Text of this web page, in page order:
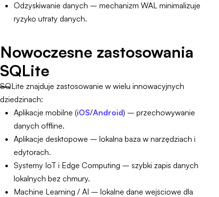
Odzyskiwanie danych – mechanizm WAL minimalizuje
ryzyko utraty danych.
Nowoczesne zastosowania
SQLite
SQLite znajduje zastosowanie w wielu innowacyjnych
dziedzinach:
Aplikacje mobilne (iOS/Android) – przechowywanie
danych offline.
Aplikacje desktopowe – lokalna baza w narzędziach i
edytorach.
Systemy IoT i Edge Computing – szybki zapis danych
lokalnych bez chmury.
Machine Learning / AI – lokalne dane wejściowe dla